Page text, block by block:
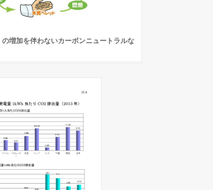
増加を伴わないカーボンニュートラルな